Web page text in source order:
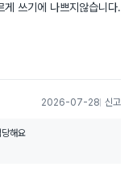
게 쓰기에 나쁘지않습니다.
2026-07-28 신고
해요